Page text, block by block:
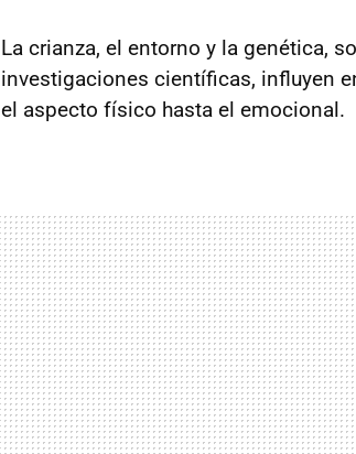
La crianza, el entorno y la genética,
investigaciones científicas, influyen
el aspecto físico hasta el emocional.